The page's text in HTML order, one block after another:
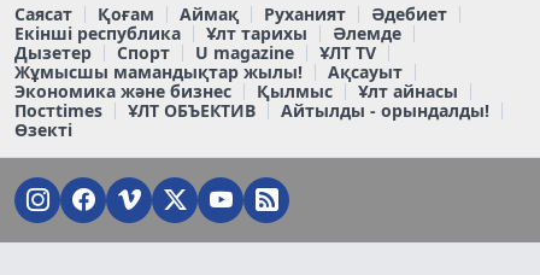
Саясат Қоғам Аймақ Руханият
Әдебиет
Екінші республика
Ұлт тарихы
Әлемде
Дызетер
Спорт U magazine
ҰЛТ TV
Жұмысшы мамандықтар жылы!
Ақсауыт
Экономика және бизнес
Қылмыс
Ұлт айнасы
Постtimes
ҰЛТ ОБЪЕКТИВ
Айтылды - орындалды!
Өзекті